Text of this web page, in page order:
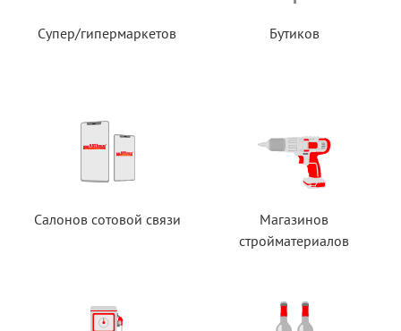
Супер/гипермаркетов Бутиков
Салонов сотовой связи
Магазинов
стройматериалов